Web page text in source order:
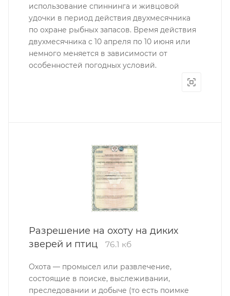
использование спиннинга и живцовой
удочки в период действия двухмесячника
по охране рыбных запасов. Время действия
двухмесячника с 10 апреля по 10 июня или
немного меняется в зависимости от
особенностей погодных условий.
Разрешение на охоту на диких
зверей и птиц
76.1 кб
Охота — промысел или развлечение,
состоящие в поиске, выслеживании,
преследовании и добыче (то есть поимке